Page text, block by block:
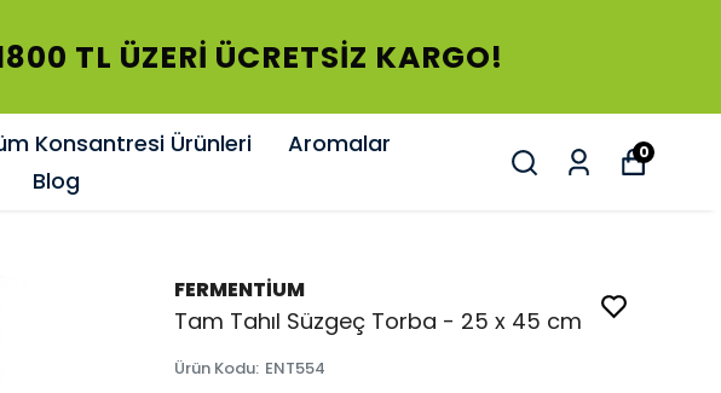
TL ÜZERİ ÜCRETSİZ KARGO!
Konsantresi Ürünleri
Aromalar
Blog
0
FERMENTİUM
Tam Tahıl Süzgeç Torba - 25 x 45 cm
Ürün Kodu: ENT554